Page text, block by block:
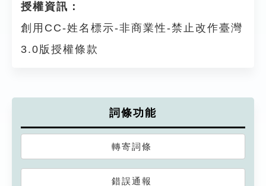
授權資訊：
創用CC-姓名標示-非商業性-禁止改作臺灣
3.0版授權條款
詞條功能
轉寄詞條
錯誤通報